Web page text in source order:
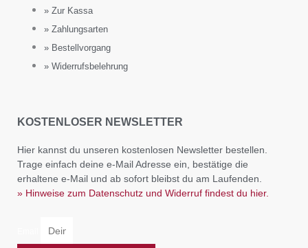
» Zur Kassa
» Zahlungsarten
» Bestellvorgang
» Widerrufsbelehrung
KOSTENLOSER NEWSLETTER
Hier kannst du unseren kostenlosen Newsletter bestellen.
Trage einfach deine e-Mail Adresse ein, bestätige die
erhaltene e-Mail und ab sofort bleibst du am Laufenden.
» Hinweise zum Datenschutz und Widerruf findest du hier.